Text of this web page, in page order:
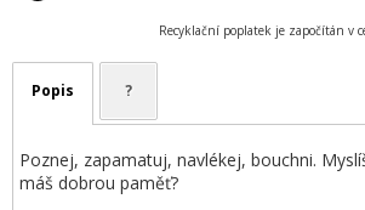
Recyklační poplatek je započítán v
Popis ?
Poznej, zapamatuj, navlékej, bouchni.
máš dobrou paměť?